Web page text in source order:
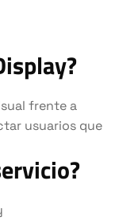
frente a
usuarios que